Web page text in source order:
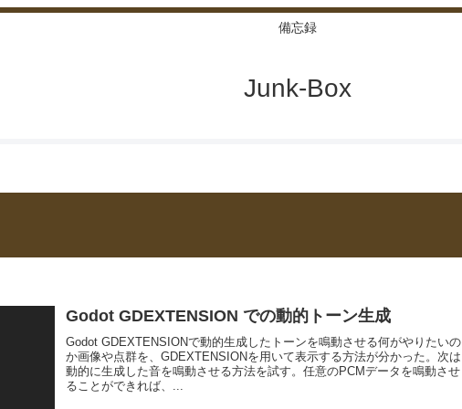
備忘録
Junk-Box
Godot GDEXTENSION での動的トーン生成
Godot GDEXTENSIONで動的生成したトーンを鳴動させる何がやりたいの
か画像や点群を、GDEXTENSIONを用いて表示する方法が分かった。次は
動的に生成した音を鳴動させる方法を試す。任意のPCMデータを鳴動させ
ることができれば、...